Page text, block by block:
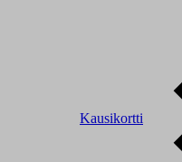
Kausikortti